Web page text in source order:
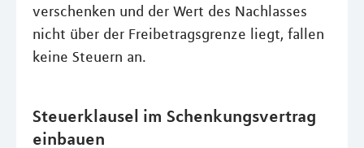
verschenken und der Wert des Nachlasses
nicht über der Freibetragsgrenze liegt, fallen
keine Steuern an.
Steuerklausel im Schenkungsvertrag
einbauen